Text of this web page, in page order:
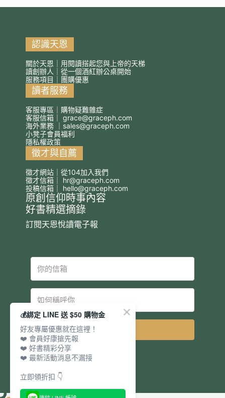
認識天恩
關於天恩｜用閱讀搭起您與上帝的天梯
讀創辦人｜從一個酒紅辦公桌開始
服務項目｜團購優惠
讀者服務
客服專區｜購物疑難雜症
客服信箱｜ grace@graceph.com
海外業務 ｜ sales@graceph.com
小凳子會員福利
隱私權政策
徵才與自薦
徵才網站｜從104加入我們
徵才信箱｜ hr@graceph.com
投稿信箱｜ hello@graceph.com
原創信仰時事內容
好書精選摘錄
訂閱天恩悅讀電子報
💰綁定 LINE 送 $50 購物金
好友專屬優惠就在這裡！
❤️ 會員好康搶先報
❤️ 好書精彩分享
❤️ 最新活動消息不漏接
立即領折扣 👇